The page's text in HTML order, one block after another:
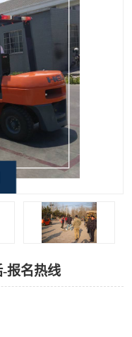
报名热线
培训
培训机构
技能培训
叉车培训
车操作证培训复审
工培训
证培训